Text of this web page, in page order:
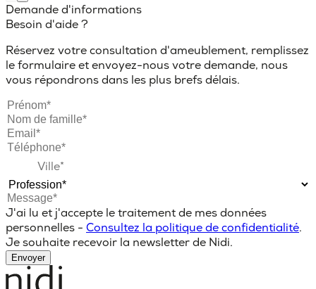
Demande d'informations
Besoin d'aide ?
Réservez votre consultation d'ameublement, remplissez
le formulaire et envoyez-nous votre demande, nous
vous répondrons dans les plus brefs délais.
J'ai lu et j'accepte le traitement de mes données
personnelles - Consultez la politique de confidentialité.
Je souhaite recevoir la newsletter de Nidi.
Envoyer